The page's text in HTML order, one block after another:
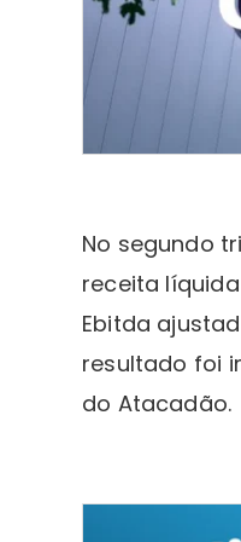
No segundo
receita
Ebitda
resultado foi
do Atacadão.